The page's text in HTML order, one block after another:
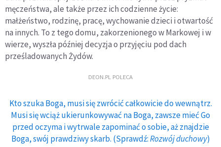
męczeństwa, ale także przez ich codzienne życie:
małżeństwo, rodzinę, pracę, wychowanie dzieci i otwartość
na innych. To z tego domu, zakorzenionego w Markowej i w
wierze, wyszła później decyzja o przyjęciu pod dach
prześladowanych Żydów.
DEON.PL POLECA
Kto szuka Boga, musi się zwrócić całkowicie do wewnątrz.
Musi się wciąż ukierunkowywać na Boga, zawsze mieć Go
przed oczyma i wytrwale zapominać o sobie, aż znajdzie
Boga, swój prawdziwy skarb. (Sprawdź:Rozwój duchowy)